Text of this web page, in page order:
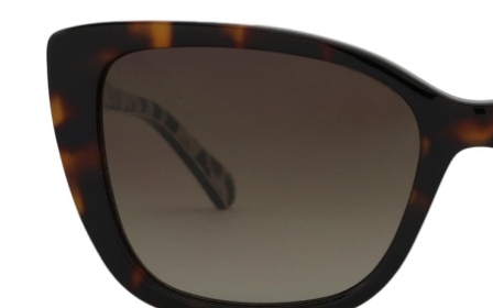
42 mm
Înălțime lentilă Lățimea lentilei
Lățimea